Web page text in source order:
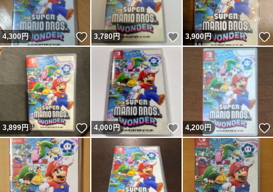
4,300円 いいね！
3,780円 いいね！
3,900円
3,899円 いいね！
4,000円 いいね！
4,200円